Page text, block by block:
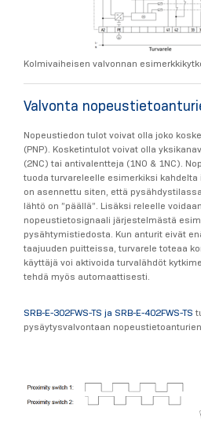
Kolmivaiheisen valvonnan
Valvonta
Nopeustiedon tulot voivat olla joko
(PNP). Kosketintulot voivat olla
(2NC) tai antivalentteja (1NO & 1NC).
tuoda turvareleelle esimerkiksi
on asennettu siten, että
lähtö on ”päällä”. Lisäksi releelle
nopeustietosignaali järjestelmästä
pysähtymistiedosta. Kun anturit eivät
taajuuden puitteissa, turvarele toteaa
käyttäjä voi aktivoida turvalähdöt
tehdä myös automaattisesti.
SRB-E-302FWS-TS ja SRB-E-402FWS-TS
pysäytysvalvontaan nopeustietoanturien